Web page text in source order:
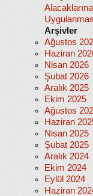
Arşivler
Ağustos
Haziran
Nisan 2026
Şubat 2026
Aralık 2025
Ekim 2025
Ağustos
Haziran
Nisan 2025
Şubat 2025
Aralık 2024
Ekim 2024
Eylül 2024
Haziran